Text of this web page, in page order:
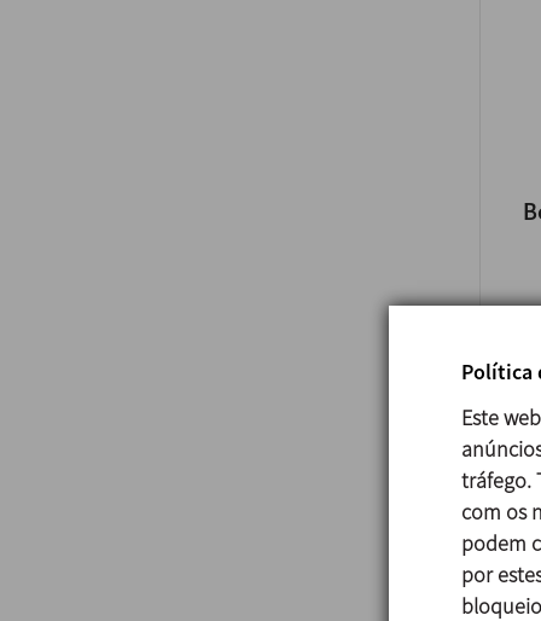
Política
Este
tráfego.
com os
podem
por